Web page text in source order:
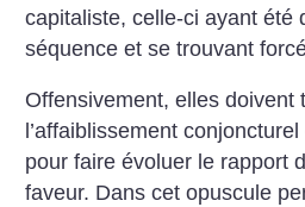
capitaliste, celle-ci ayant été
séquence et se trouvant
Offensivement, elles doivent
l’affaiblissement
pour faire évoluer le rapport
faveur. Dans cet opuscule